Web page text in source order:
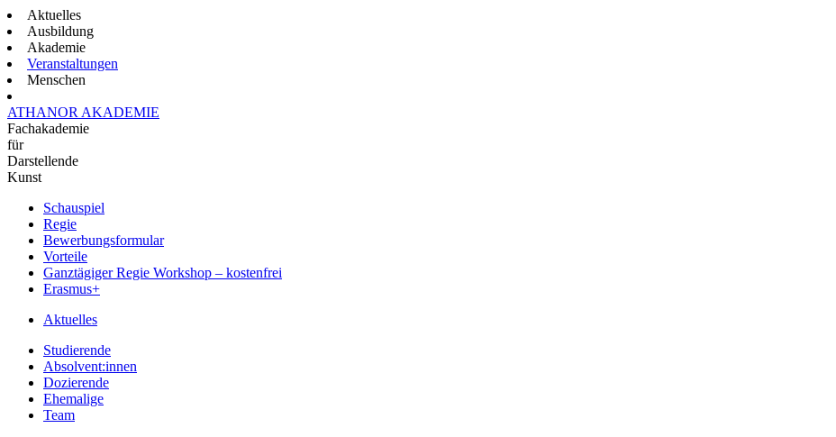
Aktuelles
Ausbildung
Akademie
Veranstaltungen
Menschen
ATHANOR AKADEMIE
Fachakademie
für
Darstellende
Kunst
Schauspiel
Regie
Bewerbungsformular
Vorteile
Ganztägiger Regie Workshop – kostenfrei
Erasmus+
Aktuelles
Studierende
Absolvent:innen
Dozierende
Ehemalige
Team